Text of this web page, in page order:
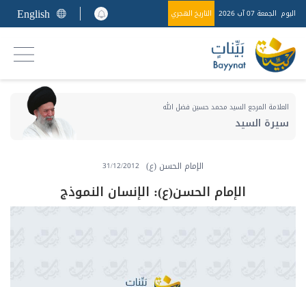
اليوم الجمعة 07 آب 2026 التاريخ الهجري English
العلامة المرجع السيد محمد حسين فضل الله
سيرة السيد
الإمام الحسن (ع) 31/12/2012
الإمام الحسن(ع): الإنسان النموذج